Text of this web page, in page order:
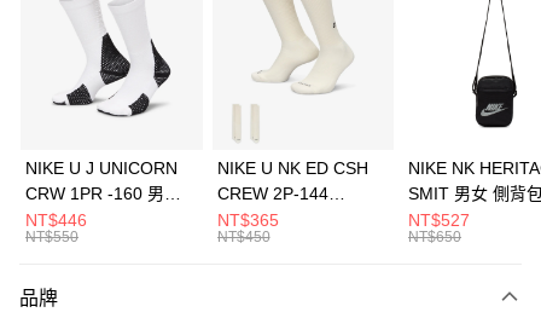
3 期 0 利率 每期 21家銀行
合作金庫商業銀行
第一商業銀行
華南商業銀行
彰化商業銀行
上海商業儲蓄銀行
元大商業銀行
台灣樂天信用卡公司
Apple Pay
全盈+PAY
AFTEE先享後付
【關於「AFTEE先享後付」】
NIKE U J UNICORN
CRW 1PR -160 男女
中統襪 FZ3393100
NT$446
NT$550
NIKE U NK ED CSH
CREW 2P-144
EMBRDY 男女 短統襪
FZ3073133
NT$365
NT$450
NIKE NK
SMIT 男女 側背
BA5871010
NT$527
NT$650
品牌